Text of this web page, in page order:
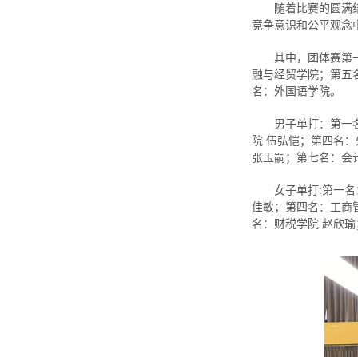
随着比赛的圆满
竞争意识和公平观念
其中，团体赛第
融与经贸学院；第五
名：外国语学院。
男子单打：第一
院 伍弘恺；第四名
张玉嗣；第七名：会
女子单打 :第一
佳敏；第四名：工商
名：财税学院 赵欣